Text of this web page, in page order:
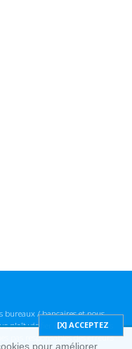
bureaux / bancaires et nous
plaît vérifier ces informations
pas responsables des erreurs
pour améliorer